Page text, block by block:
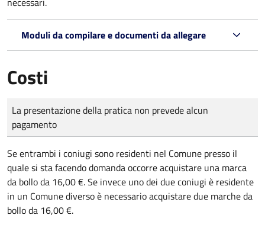
Moduli da compilare e documenti da allegare
Costi
Tipo di pagamento
Importo
La presentazione della pratica non prevede alcun
pagamento
Se entrambi i coniugi sono residenti nel Comune presso il
quale si sta facendo domanda occorre acquistare una marca
da bollo da 16,00 €. Se invece uno dei due coniugi è residente
in un Comune diverso è necessario acquistare due marche da
bollo da 16,00 €.